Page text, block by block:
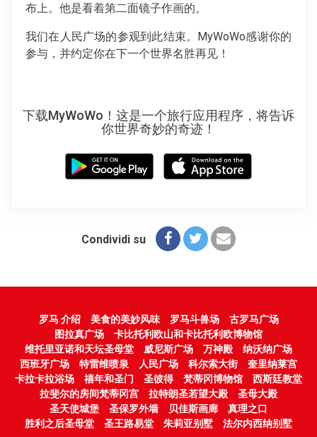
布上。他是看着第二面镜子作画的。
我们在人民广场的参观到此结束。MyWoWo感谢你的
参与，并约定你在下一个世界名胜再见！
下载MyWoWo！这是一个旅行应用程序，将告诉
你世界奇妙的奇迹！
Condividi su
罗马 介绍 美食的美妙风味 罗马斗兽场
古罗马广场
图拉真广场
卡比托利欧山和卡比托利欧博物馆
维托里亚诺和天坛圣母堂
威尼斯广场 万神殿
纳沃纳广场
西班牙广场
特雷维喷泉 人民广场 科尔索大街
奎里纳莱宫
卡拉卡拉浴场
禧年和圣门 圣彼得 梵蒂冈博物馆
西斯廷教堂
拉斐尔的房间梵蒂冈宫
拉特朗圣若望大殿
圣母大殿
圣天使城堡
圣保罗外墙 贝佳斯画廊
真理之口
胜利之后圣母堂
圣王路易堂 朱莉亚别墅 法尔内西纳别墅